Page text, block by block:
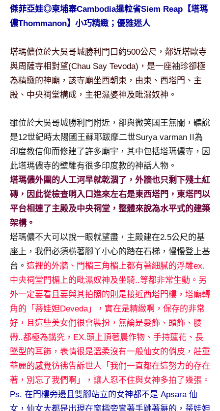
外
景
節
主
持、
吳
窟
國
旅
遊
作
者、
各
發
表
及
活
動
主
持、
學
校
企
業
講
座、
部
落
客
及
傑菲亞娃◎柬埔寨Cambodia暹粒省Siem Reap【塔瑪
儂Thommanon】小巧精緻；優雅迷人
塔瑪儂位於大吳哥城勝利門口約500公尺，鄰近塔歐寺
與周薩寺相對望(Chau Say Tevoda)，是一座袖珍卻極
為精緻的神廟，該寺廟坐西朝東，由東、西塔門、主
殿、中央祠堂構成，主祀濕婆神及毗濕奴神。
雖位於大吳哥城勝利門附近，卻與微笑國王無關，聽說
是12世紀時太陽國王蘇耶跋摩二世Surya varman II為
印度教信仰而修建了許多廟宇，其中包括塔瑪儂寺，因
此塔瑪儂寺的壁雕有很多印度教的神話人物。
塔瑪儂外圍的人工河早就乾涸了，外牆也只剩下殘土紅
磚，因此從檢查哨入口進來左右是東西塔門，東塔門以
平台相連了主殿及中央祠堂，整體來說為水平式的建築
架構。
塔瑪儂不大可以說一眼就望盡，主殿建在2.5公尺的基
座上，我們必須橫著腳丫小心的踏在石梯，慢慢登上基
台。 這裡的外牆、門楣三角楣上都有著細膩的浮雕ex.
中央祠堂門楣上的毗濕奴神及坐騎..等都非常生動。另
外一定要看且要與其拍照的則是接近西塔門樓，塔廟轉
角的「蒂娃妲Deveda」，實在是精緻啊，保存的非常
好，且這些美女們很會裝扮，無論是髮飾、頭飾、腰
帶..都極為講究，EX.頭上頂著農作物、手持蓮花、長
墜型的耳飾，表情很是溫柔沒有一般仙女的俏皮，莊重
華麗的感覺彷彿告訴世人「我們一直都在這努力的存在
著，別忘了我們啊」，讓人忍不住與女神多拍了幾張。
Ps. 在門樓旁邊且雙腳站立的女神都不是 Apsara 仙
女，仙女大都是出現在窗櫺旁彎著手跳著舞的，蒂娃妲